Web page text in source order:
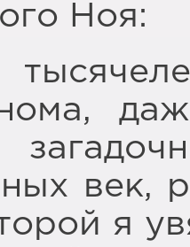
Ноя:
век,
я